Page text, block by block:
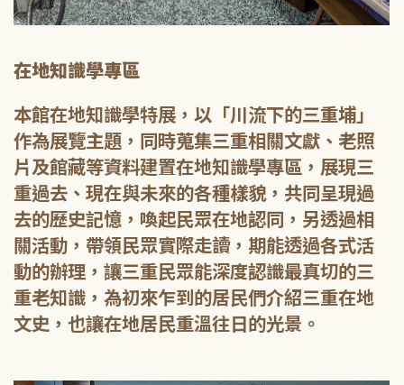
在地知識學專區
本館在地知識學特展，以「川流下的三重埔」
作為展覽主題，同時蒐集三重相關文獻、老照
片及館藏等資料建置在地知識學專區，展現三
重過去、現在與未來的各種樣貌，共同呈現過
去的歷史記憶，喚起民眾在地認同，另透過相
關活動，帶領民眾實際走讀，期能透過各式活
動的辦理，讓三重民眾能深度認識最真切的三
重老知識，為初來乍到的居民們介紹三重在地
文史，也讓在地居民重溫往日的光景。